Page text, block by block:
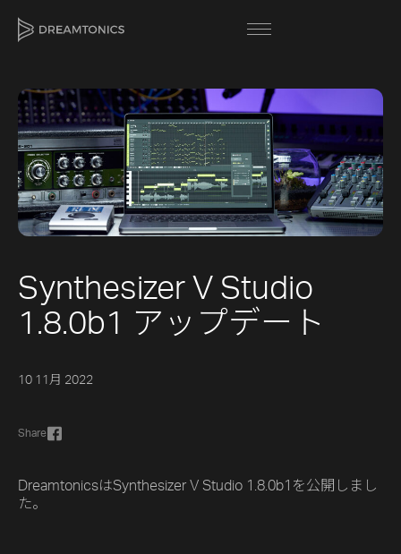
Synthesizer V Studio
1.8.0b1 アップデート
10 11月 2022
Share
DreamtonicsはSynthesizer V Studio 1.8.0b1を公開しまし
た。
[title]
[caption]
[about]
Trackname
次